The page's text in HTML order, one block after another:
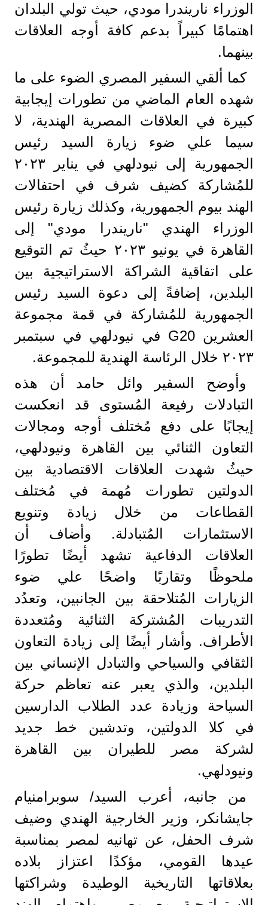
الوزراء ناريندرا مودي، حيث تولي البلدان
اهتمامًا كبيراً بدعم كافة أوجه العلاقات
بينهما.
كما ألقي السفير المصري الضوء على ما
شهده العام الماضي من تطورات إيجابية
كبيرة في العلاقات المصرية الهندية، لا
سيما علي ضوء زيارة السيد رئيس
الجمهورية إلى نيودلهي في يناير ٢٠٢٣
للمُشاركة كضيف شرف في احتفالات
الهند بيوم الجمهورية، وكذلك زيارة رئيس
الوزراء الهندي "ناريندرا مودي" إلى
القاهرة في يونيو ٢٠٢٣ حيثُ تم التوقيع
على اتفاقية الشراكة الاستراتيجية بين
البلدين، إضافةً إلى دعوة السيد رئيس
الجمهورية للمُشاركة في قمة مجموعة
العشرين G20 في نيودلهي في سبتمبر
٢٠٢٣ خلال الرئاسة الهندية للمجموعة.
وأوضح السفير وائل حامد أن هذه
التبادلات رفيعة المُستوى قد انعكست
إيجابًا على دفع مُختلف أوجه ومجالات
التعاون الثنائي بين القاهرة ونيودلهي،
حيثُ شهدت العلاقات الاقتصادية بين
الدولتين تطورات مُهمة في مُختلف
القطاعات من خلال زيادة وتنويع
الاستثمارات المُتبادلة. وأضاف أن
العلاقات الدفاعية تشهد أيضًا تطورًا
ملحوظًا وتقاربًا واضحًا علي ضوء
الزيارات المُتلاحقة بين الجانبين، وتعدُد
التدريبات المُشتركة الثنائية ومُتعددة
الأطراف. وأشار أيضًا إلى زيادة التعاون
الثقافي والسياحي والتبادل الإنساني بين
البلدين، والذي يعبر عنه تعاظم حركة
السياحة وزيادة عدد الطلاب الدارسين
في كلا الدولتين، وتدشين خط جديد
لشركة مصر للطيران بين القاهرة
ونيودلهي.
من جانبه، أعرب السيد/ سوبرامنيام
جايشانكر، وزير الخارجية الهندي وضيف
شرف الحفل، عن تهانيه لمصر بمناسبة
عيدها القومي، مؤكدًا اعتزاز بلاده
بعلاقاتها التاريخية الوطيدة وشراكتها